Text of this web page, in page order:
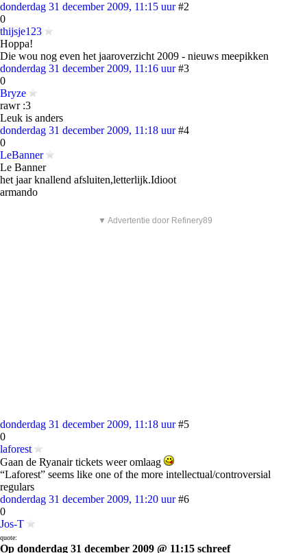
donderdag 31 december 2009, 11:15 uur #2
0
thijsje123
Hoppa!
Die wou nog even het jaaroverzicht 2009 - nieuws meepikken
donderdag 31 december 2009, 11:16 uur #3
0
Bryze
rawr :3
Leuk is anders
donderdag 31 december 2009, 11:18 uur #4
0
LeBanner
Le Banner
het jaar knallend afsluiten,letterlijk.Idioot
armando
▼ Advertentie door Refinery89
donderdag 31 december 2009, 11:18 uur #5
0
laforest
Gaan de Ryanair tickets weer omlaag
“Laforest” seems like one of the more intellectual/controversial
regulars
donderdag 31 december 2009, 11:20 uur #6
0
Jos-T
quote:
Op donderdag 31 december 2009 @ 11:15 schreef